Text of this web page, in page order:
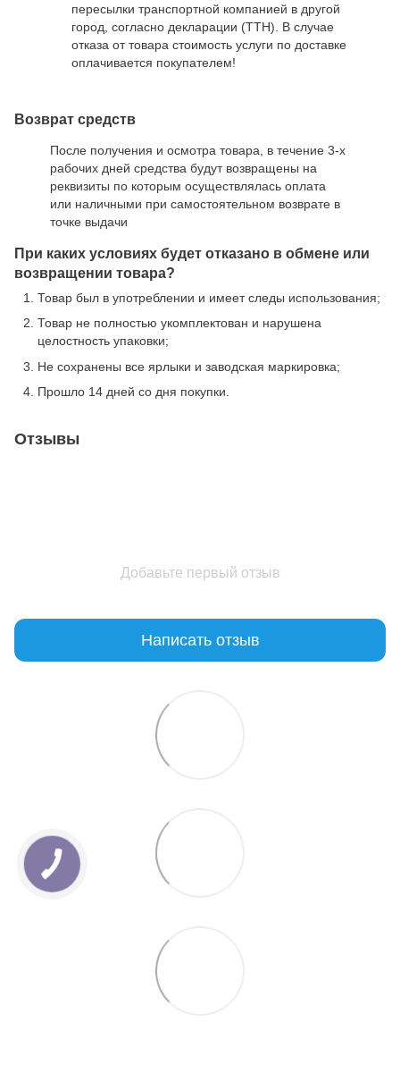
пересылки транспортной компанией в другой
город, согласно декларации (ТТН). В случае
отказа от товара стоимость услуги по доставке
оплачивается покупателем!
Возврат средств
После получения и осмотра товара, в течение 3-х
рабочих дней средства будут возвращены на
реквизиты по которым осуществлялась оплата
или наличными при самостоятельном возврате в
точке выдачи
При каких условиях будет отказано в обмене или
возвращении товара?
Товар был в употреблении и имеет следы использования;
Товар не полностью укомплектован и нарушена
целостность упаковки;
Не сохранены все ярлыки и заводская маркировка;
Прошло 14 дней со дня покупки.
Отзывы
Добавьте первый отзыв
Написать отзыв